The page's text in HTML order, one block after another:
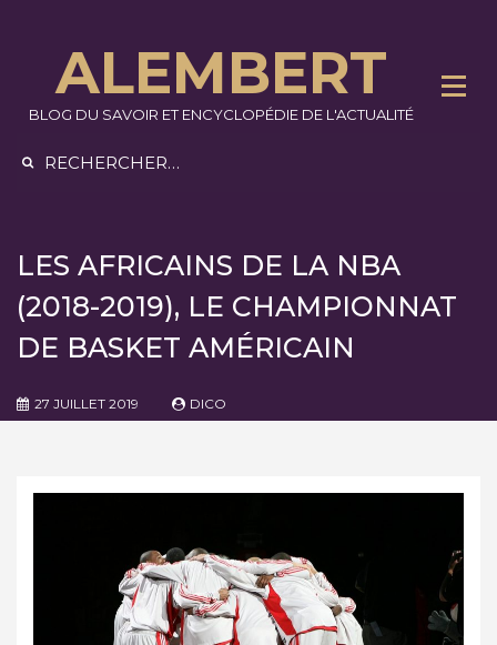
ALEMBERT
BLOG DU SAVOIR ET ENCYCLOPÉDIE DE L'ACTUALITÉ
LES AFRICAINS DE LA NBA
(2018-2019), LE CHAMPIONNAT
DE BASKET AMÉRICAIN
27 JUILLET 2019 DICO